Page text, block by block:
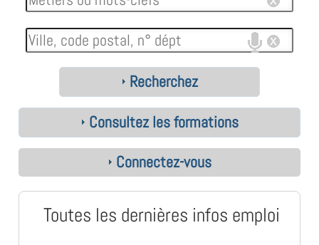
Recherchez
Consultez les formations
Connectez-vous
Toutes les dernières infos emploi